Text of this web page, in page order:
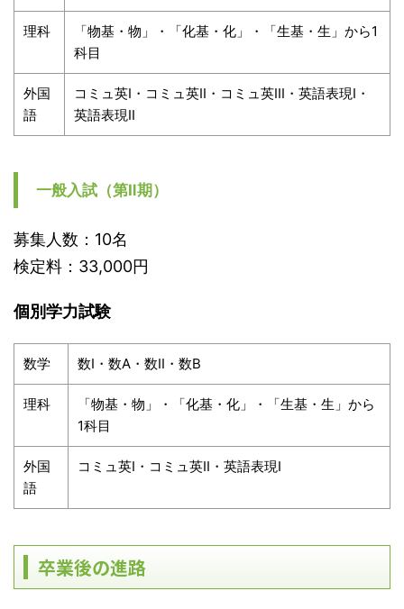
理科
「物基・物」・「化基・化」・「生基・生」から1
科目
外国
語
コミュ英I・コミュ英II・コミュ英III・英語表現I・
英語表現II
一般入試（第Ⅱ期）
募集人数：10名
検定料：33,000円
個別学力試験
数学 数I・数A・数II・数B
理科
「物基・物」・「化基・化」・「生基・生」から
1科目
外国
語
コミュ英I・コミュ英II・英語表現I
卒業後の進路